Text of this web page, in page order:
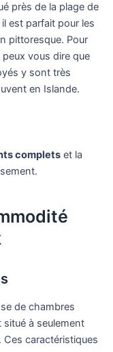
près de la plage de
est parfait pour les
pittoresque. Pour
peux vous dire que
y sont très
en Islande.
complets et la
de chambres
situé à seulement
. Ces caractéristiques